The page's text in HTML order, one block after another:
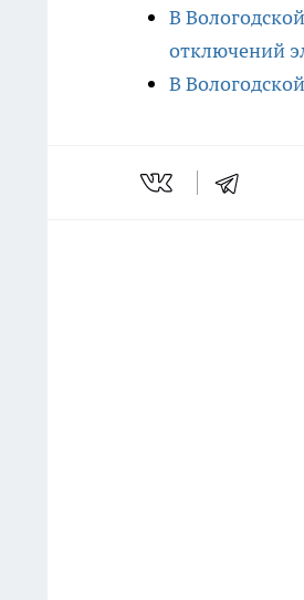
В
отключений
В